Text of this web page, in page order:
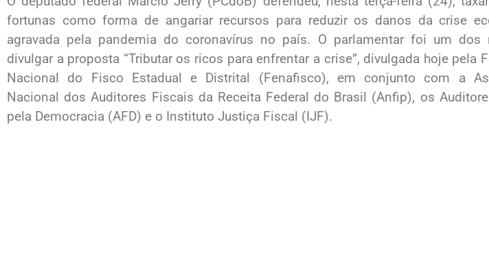
fortunas como forma de angariar recursos para reduzir os danos da crise
agravada pela pandemia do coronavírus no país. O parlamentar foi um dos
divulgar a proposta “Tributar os ricos para enfrentar a crise”, divulgada hoje pela
Nacional do Fisco Estadual e Distrital (Fenafisco), em conjunto com a
Nacional dos Auditores Fiscais da Receita Federal do Brasil (Anfip), os
pela Democracia (AFD) e o Instituto Justiça Fiscal (IJF).